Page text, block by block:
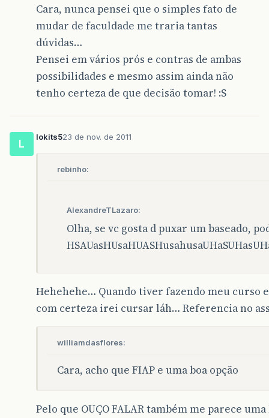
Cara, nunca pensei que o simples fato de
mudar de faculdade me traria tantas
dúvidas…
Pensei em vários prós e contras de ambas
possibilidades e mesmo assim ainda não
tenho certeza de que decisão tomar! :S
L
lokits523 de nov. de 2011
rebinho:
AlexandreTLazaro:
Olha, se vc gosta d puxar um baseado,
Hehehehe… Quando tiver fazendo meu curso
com certeza irei cursar láh… Referencia no
williamdasflores:
Cara, acho que FIAP e uma boa opção
Pelo que OUÇO FALAR também me parece